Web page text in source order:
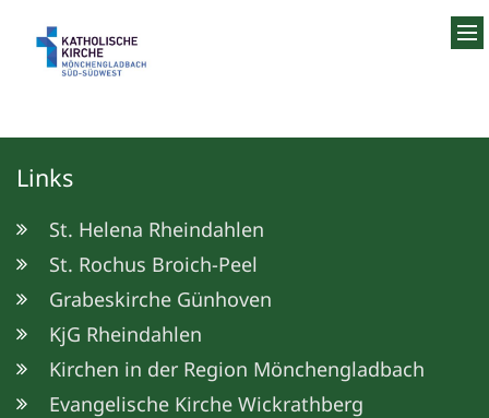
Links
St. Helena Rheindahlen
St. Rochus Broich-Peel
Grabeskirche Günhoven
KjG Rheindahlen
Kirchen in der Region Mönchengladbach
Evangelische Kirche Wickrathberg